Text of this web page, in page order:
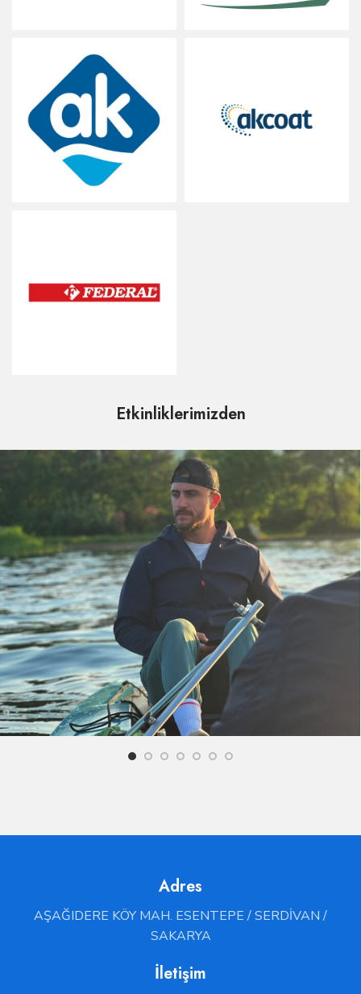
Etkinliklerimizden
Adres
AŞAĞIDERE KÖY MAH. ESENTEPE / SERDİVAN /
SAKARYA
İletişim